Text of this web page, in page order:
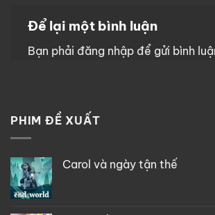
Để lại một bình luận
Bạn phải đăng nhập để gửi bình
PHIM ĐỀ XUẤT
Carol và ngày tận thế